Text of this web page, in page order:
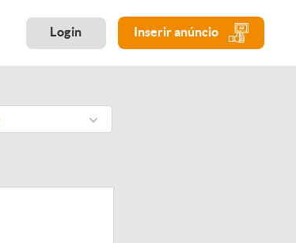
Login Inserir anúncio